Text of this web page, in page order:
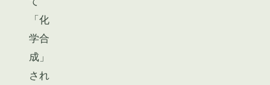
「化
学合
成」
され